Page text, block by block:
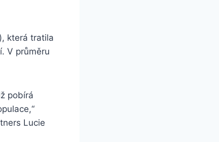
která tratila
V průměru
pobírá
Lucie